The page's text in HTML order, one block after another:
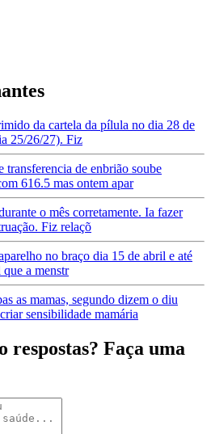
da cartela da pílula no dia 28 de
25/26/27). Fiz
transferencia de enbrião soube
616.5 mas ontem apar
o mês corretamente. Ia fazer
Fiz relaçõ
no braço dia 15 de abril e até
a menstr
as mamas, segundo dizem o diu
sensibilidade mamária
Faça uma